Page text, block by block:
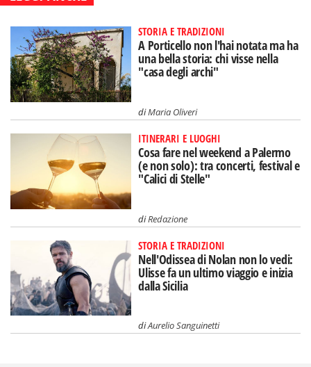
STORIA E TRADIZIONI
A Porticello non l'hai notata ma ha
una bella storia: chi visse nella
"casa degli archi"
diMaria Oliveri
ITINERARI E LUOGHI
Cosa fare nel weekend a Palermo
(e non solo): tra concerti, festival e
"Calici di Stelle"
diRedazione
STORIA E TRADIZIONI
Nell'Odissea di Nolan non lo vedi:
Ulisse fa un ultimo viaggio e inizia
dalla Sicilia
diAurelio Sanguinetti